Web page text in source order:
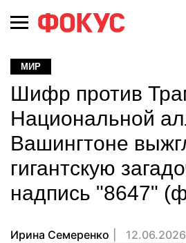
МИР
Шифр против
Национальной
Вашингтоне
гигантскую
надпись "8647"
Ирина Семеренко